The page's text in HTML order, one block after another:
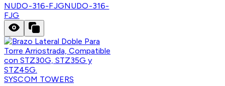
NUDO-316-FJGNUDO-316-
FJG
SYSCOM TOWERS